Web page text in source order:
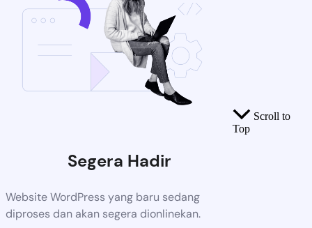
Segera Hadir
Website WordPress yang baru sedang
diproses dan akan segera dionlinekan.
Scroll to
Top